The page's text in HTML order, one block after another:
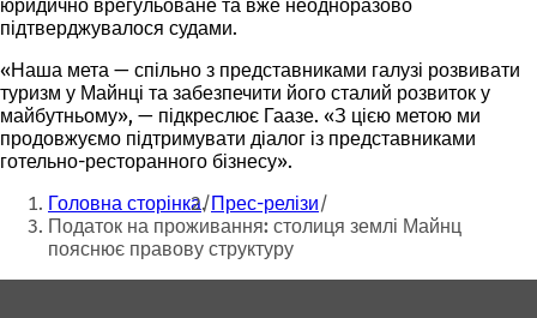
юридично врегульоване та вже неодноразово
підтверджувалося судами.
«Наша мета — спільно з представниками галузі розвивати
туризм у Майнці та забезпечити його сталий розвиток у
майбутньому», — підкреслює Гаазе. «З цією метою ми
продовжуємо підтримувати діалог із представниками
готельно-ресторанного бізнесу».
Ти
тут:
Головна сторінка Прес-релізи
Податок на проживання: столиця землі Майнц
пояснює правову структуру